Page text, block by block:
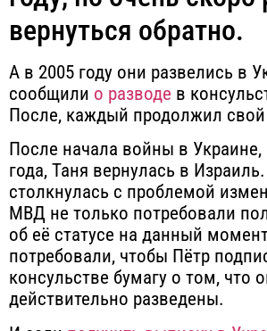
вернуться обратно.
А в 2005 году они развелись в
сообщили о разводе в
После, каждый продолжил свой
После начала войны в Украине,
года, Таня вернулась в
столкнулась с проблемой
МВД не только потребовали
об её статусе на данный
потребовали, чтобы Пётр
консульстве бумагу о том, что
действительно разведены.